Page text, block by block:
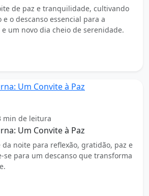
de paz e tranquilidade, cultivando
o descanso essencial para a
um novo dia cheio de serenidade.
min de leitura
Um Convite à Paz
da noite para reflexão, gratidão, paz e
se para um descanso que transforma